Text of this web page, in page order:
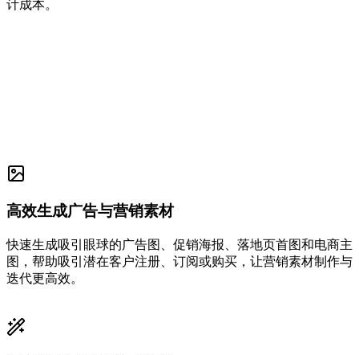
计成本。
高效生成广告与营销素材
快速生成吸引眼球的广告图、促销海报、落地页首图和电商主
图，帮助吸引潜在客户注册、订阅或购买，让营销素材制作与
迭代更高效。